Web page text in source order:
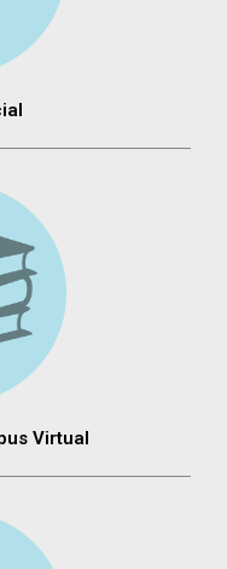
Virtual